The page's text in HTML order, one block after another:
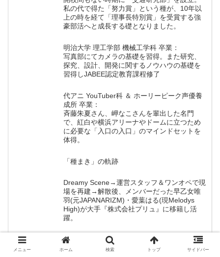
私の代で得た「努力賞」という種が、10年以
上の時を経て「理事長特別賞」を受賞する強
豪部活へと成長する礎となりました。
明治大学 理工学部 機械工学科 卒業：
写真部にてカメラの基礎を習得。また研究、
探究、設計、開発に関するノウハウの基礎を
習得しJABEE認定教育課程修了
代アニ YouTuber科 ＆ ホーリーピーク声優養
成所 卒業：
斉藤朱夏さん、岬なこさんを輩出した名門
で、紅白や横浜アリーナやドームに立つため
に必要な「入口の入口」のマインドセットを
体得。
「種まき」の軌跡
Dreamy Scene→運営スタッフ＆ワンオペで現
場を再建→解散後、メンバーだった早乙女唯
羽(元JAPANARIZM)・愛葉はる(現Melodys
High)が大手『株式会社プリュ』に移籍し活
躍。
なお早乙女唯羽は株式会社プリュで
JAPANARIZMのメンバーとして2026年5月ま
メニュー ホーム 検索 トップ サイドバー